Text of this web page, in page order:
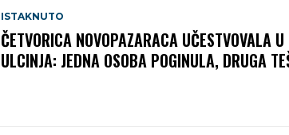
ISTAKNUTO
ČETVORICA NOVOPAZARACA UČESTVOVALA
ULCINJA: JEDNA OSOBA POGINULA, DRUGA